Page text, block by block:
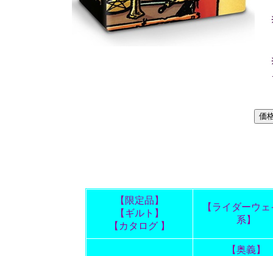
【限定品】
【ギルト】
【カタログ 】
【ライダーウ
系】
【奥義】